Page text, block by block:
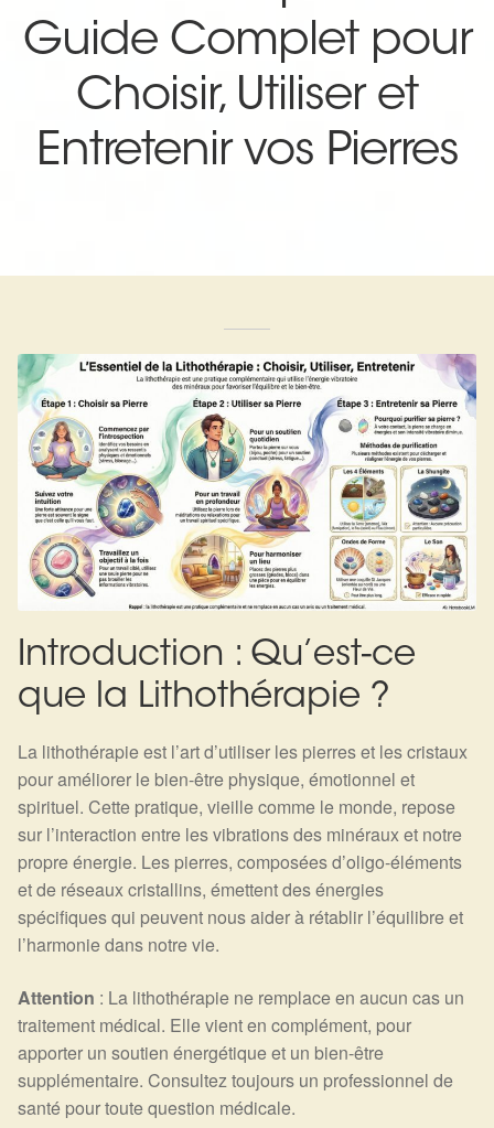
Nouveautés
Pendentifs
Pierres
Harmonisation
Harmonisation de l’être
Harmonisation des lieux
Soin beauté
Sels de bain
Encens
Déco
Cadeaux de naissance
Ésotérisme : les pratiques spirituelles du monde invisible
Arts Divinatoires : Percez les Mystères de l’Invisible
Magie: Le Savoir des Sorcières
Protection énergétique : Trouvez votre bouclier
Panier
Guide Complet pour
Choisir, Utiliser et
Entretenir vos Pierres
Introduction : Qu’est-ce
que la Lithothérapie ?
La lithothérapie est l’art d’utiliser les pierres et les cristaux
pour améliorer le bien-être physique, émotionnel et
spirituel. Cette pratique, vieille comme le monde, repose
sur l’interaction entre les vibrations des minéraux et notre
propre énergie. Les pierres, composées d’oligo-éléments
et de réseaux cristallins, émettent des énergies
spécifiques qui peuvent nous aider à rétablir l’équilibre et
l’harmonie dans notre vie.
Attention : La lithothérapie ne remplace en aucun cas un
traitement médical. Elle vient en complément, pour
apporter un soutien énergétique et un bien-être
supplémentaire. Consultez toujours un professionnel de
santé pour toute question médicale.